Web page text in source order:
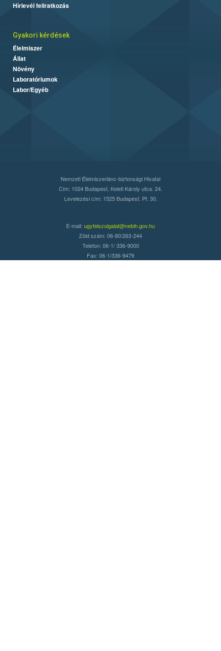
Hírlevél feliratkozás
Gyakori kérdések
Élelmiszer
Állat
Növény
Laboratóriumok
Labor/Egyéb
Nemzeti Élelmiszerlánc-biztonsági Hivatal
Cím: 1024 Budapest, Keleti Károly utca. 24.
Levelezési cím: 1525 Budapest. Pf. 30.
E-mail: ugyfelszolgalat@nebih.gov.hu
Zöld szám: 06-80/263-244
Telefon: 06-1/ 336-9000
Fax: 06-1/336-9479